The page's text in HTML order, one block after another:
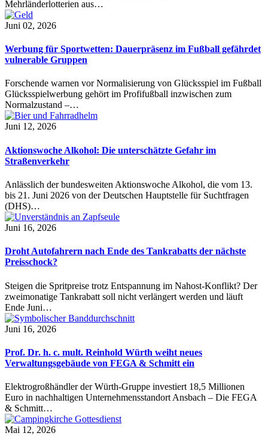
Mehrländerlotterien aus…
Juni 02, 2026
Werbung für Sportwetten: Dauerpräsenz im Fußball gefährdet
vulnerable Gruppen
Forschende warnen vor Normalisierung von Glücksspiel im Fußball
Glücksspielwerbung gehört im Profifußball inzwischen zum
Normalzustand –…
Juni 12, 2026
Aktionswoche Alkohol: Die unterschätzte Gefahr im
Straßenverkehr
Anlässlich der bundesweiten Aktionswoche Alkohol, die vom 13.
bis 21. Juni 2026 von der Deutschen Hauptstelle für Suchtfragen
(DHS)…
Juni 16, 2026
Droht Autofahrern nach Ende des Tankrabatts der nächste
Preisschock?
Steigen die Spritpreise trotz Entspannung im Nahost-Konflikt? Der
zweimonatige Tankrabatt soll nicht verlängert werden und läuft
Ende Juni…
Juni 16, 2026
Prof. Dr. h. c. mult. Reinhold Würth weiht neues
Verwaltungsgebäude von FEGA & Schmitt ein
Elektrogroßhändler der Würth-Gruppe investiert 18,5 Millionen
Euro in nachhaltigen Unternehmensstandort Ansbach – Die FEGA
& Schmitt…
Mai 12, 2026